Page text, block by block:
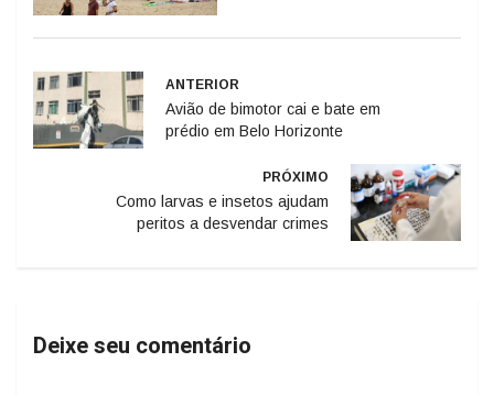
ANTERIOR
Avião de bimotor cai e bate em
prédio em Belo Horizonte
PRÓXIMO
Como larvas e insetos ajudam
peritos a desvendar crimes
Deixe seu comentário